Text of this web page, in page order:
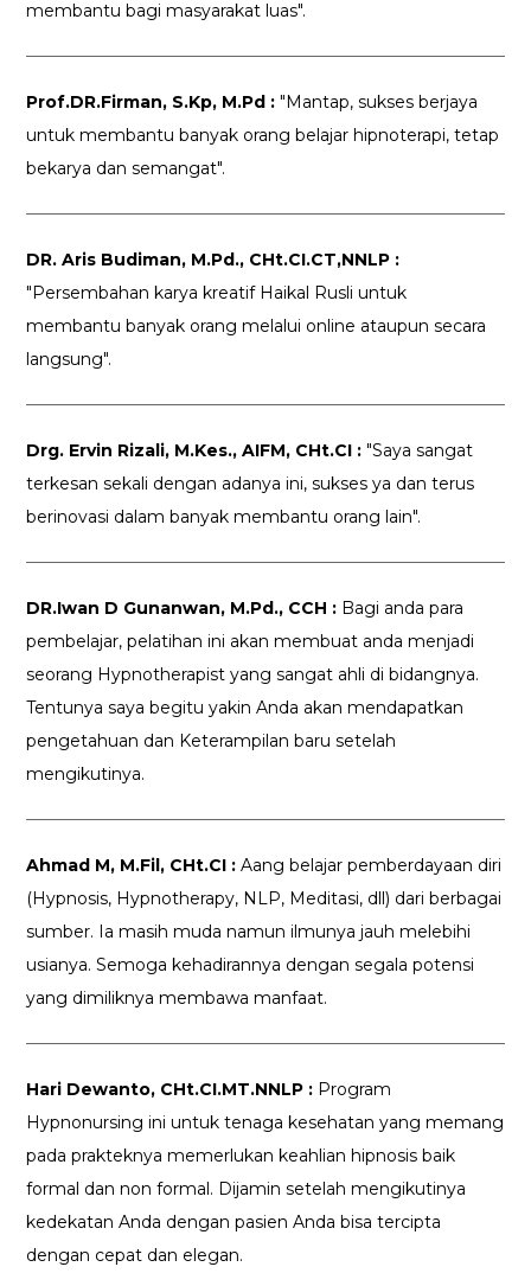
membantu bagi masyarakat luas".
Prof.DR.Firman, S.Kp, M.Pd : "Mantap, sukses berjaya
untuk membantu banyak orang belajar hipnoterapi, tetap
bekarya dan semangat".
DR. Aris Budiman, M.Pd., CHt.CI.CT,NNLP :
"Persembahan karya kreatif Haikal Rusli untuk
membantu banyak orang melalui online ataupun secara
langsung".
Drg. Ervin Rizali, M.Kes., AIFM, CHt.CI : "Saya sangat
terkesan sekali dengan adanya ini, sukses ya dan terus
berinovasi dalam banyak membantu orang lain".
DR.Iwan D Gunanwan, M.Pd., CCH : Bagi anda para
pembelajar, pelatihan ini akan membuat anda menjadi
seorang Hypnotherapist yang sangat ahli di bidangnya.
Tentunya saya begitu yakin Anda akan mendapatkan
pengetahuan dan Keterampilan baru setelah
mengikutinya.
Ahmad M, M.Fil, CHt.CI : Aang belajar pemberdayaan diri
(Hypnosis, Hypnotherapy, NLP, Meditasi, dll) dari berbagai
sumber. Ia masih muda namun ilmunya jauh melebihi
usianya. Semoga kehadirannya dengan segala potensi
yang dimiliknya membawa manfaat.
Hari Dewanto, CHt.CI.MT.NNLP : Program
Hypnonursing ini untuk tenaga kesehatan yang memang
pada prakteknya memerlukan keahlian hipnosis baik
formal dan non formal. Dijamin setelah mengikutinya
kedekatan Anda dengan pasien Anda bisa tercipta
dengan cepat dan elegan.